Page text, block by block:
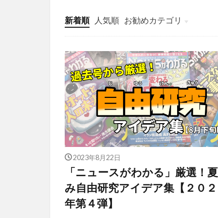
新着順 人気順 お勧めカテゴリ
投稿
学び
マンガ
電子書籍
2023年8月22日
「ニュースがわかる」厳選！
み自由研究アイデア集【２０
年第４弾】